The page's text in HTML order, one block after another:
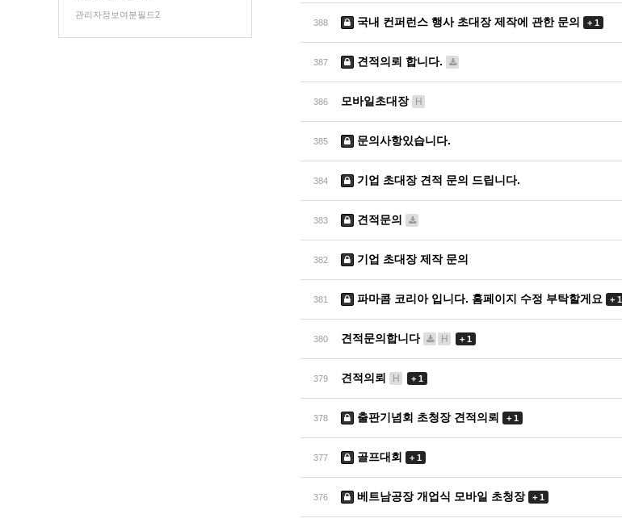
388 국내 컨퍼런스 행사 초대장 제작에 관한 문의 + 1
387 견적의뢰 합니다.
386 모바일초대장 H
385 문의사항있습니다.
384 기업 초대장 견적 문의 드립니다.
383 견적문의
382 기업 초대장 제작 문의
381 파마콤 코리아 입니다. 홈페이지 수정 부탁할게요 + 1
380 견적문의합니다 H + 1
379 견적의뢰 H + 1
378 출판기념회 초청장 견적의뢰 + 1
377 골프대회 + 1
376 베트남공장 개업식 모바일 초청장 + 1
관리자정보여분필드2